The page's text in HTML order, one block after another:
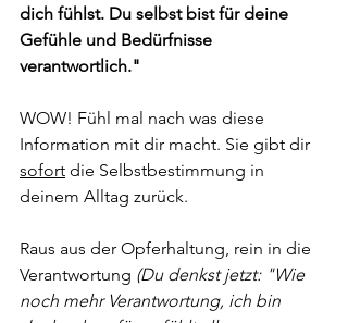
dich fühlst. Du selbst bist für deine
Gefühle und Bedürfnisse
verantwortlich."
WOW! Fühl mal nach was diese
Information mit dir macht. Sie gibt dir
sofort die Selbstbestimmung in
deinem Alltag zurück.
Raus aus der Opferhaltung, rein in die
Verantwortung (Du denkst jetzt: "Wie
noch mehr Verantwortung, ich bin